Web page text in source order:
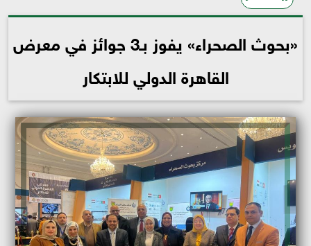
«بحوث الصحراء» يفوز بـ3 جوائز في معرض
القاهرة الدولي للابتكار